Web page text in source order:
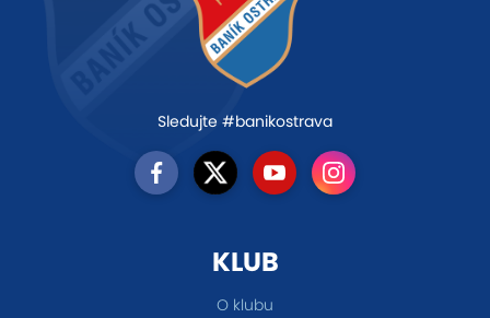
Sledujte #banikostrava
KLUB
O klubu